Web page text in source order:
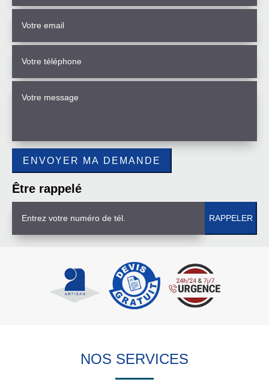
Être rappelé
NOS SERVICES